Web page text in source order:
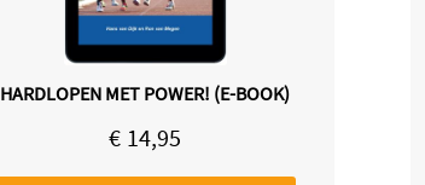
HARDLOPEN MET POWER! (E-BOOK)
€ 14,95